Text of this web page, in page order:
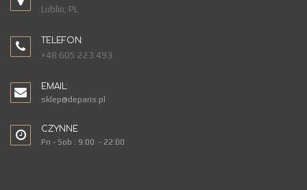
Lublin, PL
TELEFON:
+48 605 223 493
EMAIL:
sklep@deparis.pl
CZYNNE
Pn - Sob : 9:00 - 22:00